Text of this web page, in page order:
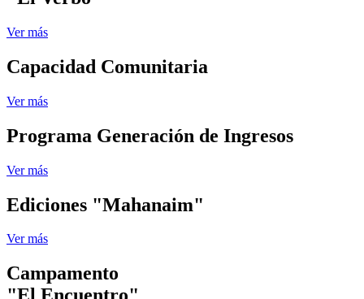
Ver más
Capacidad Comunitaria
Ver más
Programa Generación de Ingresos
Ver más
Ediciones "Mahanaim"
Ver más
Campamento